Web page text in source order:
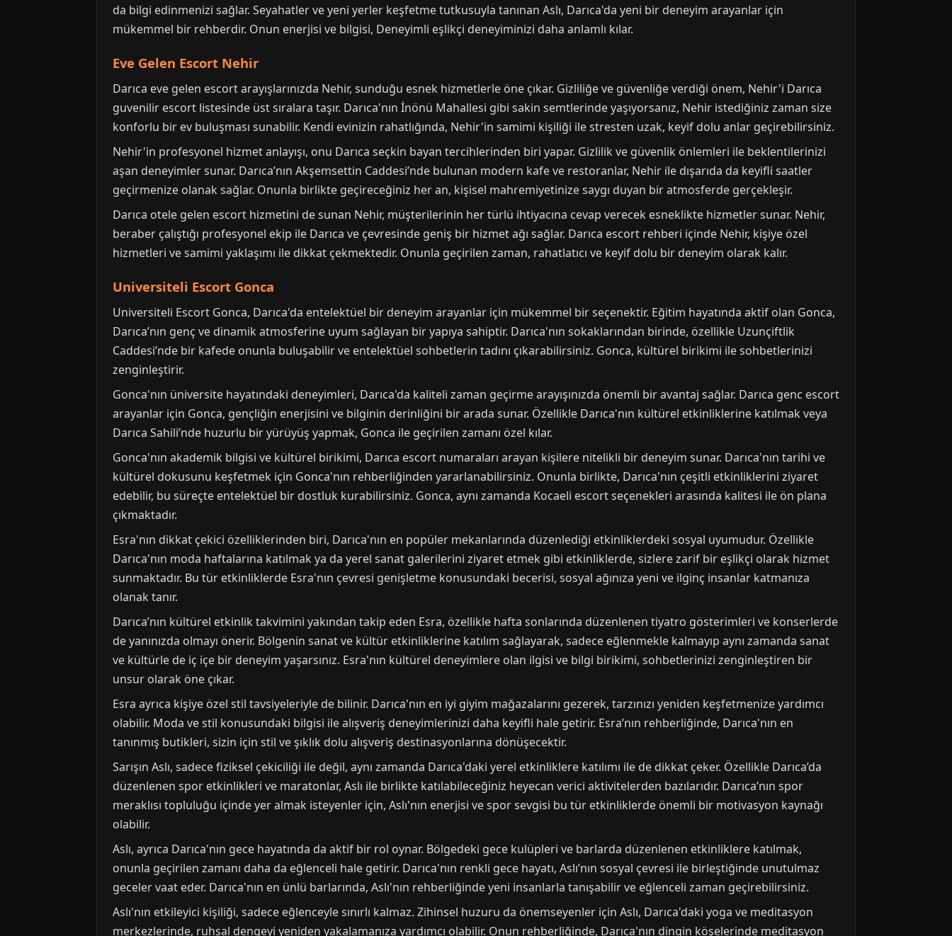
da bilgi edinmenizi sağlar. Seyahatler ve yeni yerler keşfetme tutkusuyla tanınan Aslı, Darıca'da yeni bir deneyim arayanlar için
mükemmel bir rehberdir. Onun enerjisi ve bilgisi, Deneyimli eşlikçi deneyiminizi daha anlamlı kılar.
Eve Gelen Escort Nehir
Darıca eve gelen escort arayışlarınızda Nehir, sunduğu esnek hizmetlerle öne çıkar. Gizliliğe ve güvenliğe verdiği önem, Nehir'i Darıca
guvenilir escort listesinde üst sıralara taşır. Darıca'nın İnönü Mahallesi gibi sakin semtlerinde yaşıyorsanız, Nehir istediğiniz zaman size
konforlu bir ev buluşması sunabilir. Kendi evinizin rahatlığında, Nehir'in samimi kişiliği ile stresten uzak, keyif dolu anlar geçirebilirsiniz.
Nehir'in profesyonel hizmet anlayışı, onu Darıca seçkin bayan tercihlerinden biri yapar. Gizlilik ve güvenlik önlemleri ile beklentilerinizi
aşan deneyimler sunar. Darıca’nın Akşemsettin Caddesi’nde bulunan modern kafe ve restoranlar, Nehir ile dışarıda da keyifli saatler
geçirmenize olanak sağlar. Onunla birlikte geçireceğiniz her an, kişisel mahremiyetinize saygı duyan bir atmosferde gerçekleşir.
Darıca otele gelen escort hizmetini de sunan Nehir, müşterilerinin her türlü ihtiyacına cevap verecek esneklikte hizmetler sunar. Nehir,
beraber çalıştığı profesyonel ekip ile Darıca ve çevresinde geniş bir hizmet ağı sağlar. Darıca escort rehberi içinde Nehir, kişiye özel
hizmetleri ve samimi yaklaşımı ile dikkat çekmektedir. Onunla geçirilen zaman, rahatlatıcı ve keyif dolu bir deneyim olarak kalır.
Universiteli Escort Gonca
Universiteli Escort Gonca, Darıca'da entelektüel bir deneyim arayanlar için mükemmel bir seçenektir. Eğitim hayatında aktif olan Gonca,
Darıca’nın genç ve dinamik atmosferine uyum sağlayan bir yapıya sahiptir. Darıca'nın sokaklarından birinde, özellikle Uzunçiftlik
Caddesi’nde bir kafede onunla buluşabilir ve entelektüel sohbetlerin tadını çıkarabilirsiniz. Gonca, kültürel birikimi ile sohbetlerinizi
zenginleştirir.
Gonca'nın üniversite hayatındaki deneyimleri, Darıca'da kaliteli zaman geçirme arayışınızda önemli bir avantaj sağlar. Darıca genc escort
arayanlar için Gonca, gençliğin enerjisini ve bilginin derinliğini bir arada sunar. Özellikle Darıca'nın kültürel etkinliklerine katılmak veya
Darıca Sahili’nde huzurlu bir yürüyüş yapmak, Gonca ile geçirilen zamanı özel kılar.
Gonca'nın akademik bilgisi ve kültürel birikimi, Darıca escort numaraları arayan kişilere nitelikli bir deneyim sunar. Darıca'nın tarihi ve
kültürel dokusunu keşfetmek için Gonca'nın rehberliğinden yararlanabilirsiniz. Onunla birlikte, Darıca'nın çeşitli etkinliklerini ziyaret
edebilir, bu süreçte entelektüel bir dostluk kurabilirsiniz. Gonca, aynı zamanda Kocaeli escort seçenekleri arasında kalitesi ile ön plana
çıkmaktadır.
Esra'nın dikkat çekici özelliklerinden biri, Darıca'nın en popüler mekanlarında düzenlediği etkinliklerdeki sosyal uyumudur. Özellikle
Darıca'nın moda haftalarına katılmak ya da yerel sanat galerilerini ziyaret etmek gibi etkinliklerde, sizlere zarif bir eşlikçi olarak hizmet
sunmaktadır. Bu tür etkinliklerde Esra'nın çevresi genişletme konusundaki becerisi, sosyal ağınıza yeni ve ilginç insanlar katmanıza
olanak tanır.
Darıca’nın kültürel etkinlik takvimini yakından takip eden Esra, özellikle hafta sonlarında düzenlenen tiyatro gösterimleri ve konserlerde
de yanınızda olmayı önerir. Bölgenin sanat ve kültür etkinliklerine katılım sağlayarak, sadece eğlenmekle kalmayıp aynı zamanda sanat
ve kültürle de iç içe bir deneyim yaşarsınız. Esra'nın kültürel deneyimlere olan ilgisi ve bilgi birikimi, sohbetlerinizi zenginleştiren bir
unsur olarak öne çıkar.
Esra ayrıca kişiye özel stil tavsiyeleriyle de bilinir. Darıca'nın en iyi giyim mağazalarını gezerek, tarzınızı yeniden keşfetmenize yardımcı
olabilir. Moda ve stil konusundaki bilgisi ile alışveriş deneyimlerinizi daha keyifli hale getirir. Esra’nın rehberliğinde, Darıca'nın en
tanınmış butikleri, sizin için stil ve şıklık dolu alışveriş destinasyonlarına dönüşecektir.
Sarışın Aslı, sadece fiziksel çekiciliği ile değil, aynı zamanda Darıca'daki yerel etkinliklere katılımı ile de dikkat çeker. Özellikle Darıca’da
düzenlenen spor etkinlikleri ve maratonlar, Aslı ile birlikte katılabileceğiniz heyecan verici aktivitelerden bazılarıdır. Darıca’nın spor
meraklısı topluluğu içinde yer almak isteyenler için, Aslı'nın enerjisi ve spor sevgisi bu tür etkinliklerde önemli bir motivasyon kaynağı
olabilir.
Aslı, ayrıca Darıca'nın gece hayatında da aktif bir rol oynar. Bölgedeki gece kulüpleri ve barlarda düzenlenen etkinliklere katılmak,
onunla geçirilen zamanı daha da eğlenceli hale getirir. Darıca'nın renkli gece hayatı, Aslı’nın sosyal çevresi ile birleştiğinde unutulmaz
geceler vaat eder. Darıca'nın en ünlü barlarında, Aslı'nın rehberliğinde yeni insanlarla tanışabilir ve eğlenceli zaman geçirebilirsiniz.
Aslı'nın etkileyici kişiliği, sadece eğlenceyle sınırlı kalmaz. Zihinsel huzuru da önemseyenler için Aslı, Darıca'daki yoga ve meditasyon
merkezlerinde, ruhsal dengeyi yeniden yakalamanıza yardımcı olabilir. Onun rehberliğinde, Darıca'nın dingin köşelerinde meditasyon